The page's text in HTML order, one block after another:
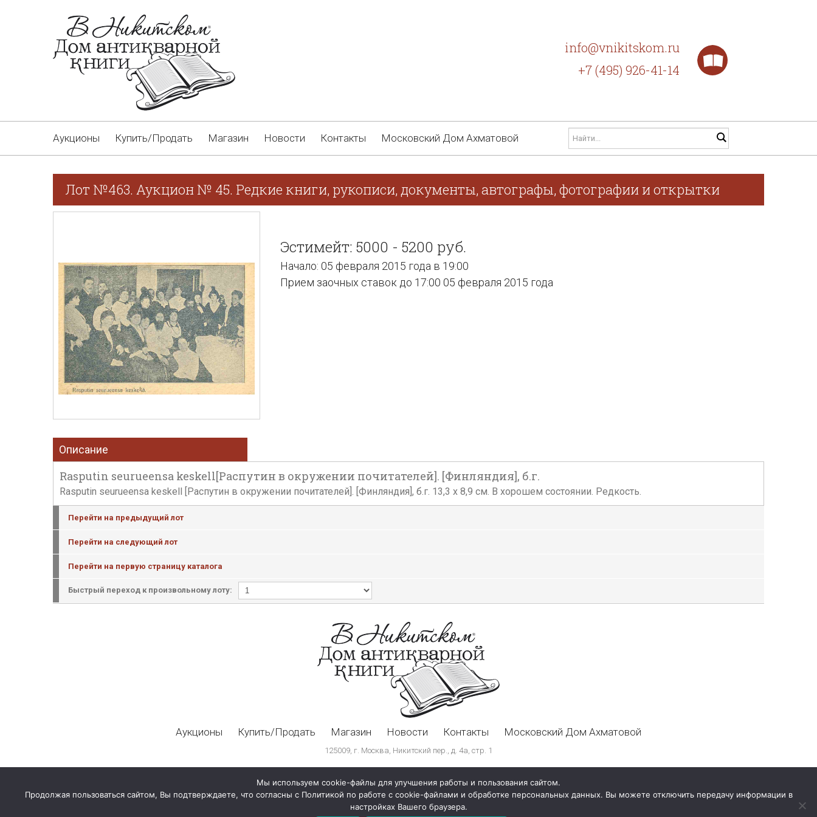
info@vnikitskom.ru
+7 (495) 926-41-14
Аукционы Купить/Продать Магазин Новости Контакты Московский Дом Ахматовой
Лот №463. Аукцион № 45. Редкие книги, рукописи, документы, автографы, фотографии и открытки
Эстимейт: 5000 - 5200 руб.
Начало: 05 февраля 2015 года в 19:00
Прием заочных ставок до 17:00 05 февраля 2015 года
Описание
Rasputin seurueensa keskell[Распутин в окружении почитателей]. [Финляндия], б.г.
Rasputin seurueensa keskell [Распутин в окружении почитателей]. [Финляндия], б.г. 13,3 x 8,9 см. В хорошем состоянии. Редкость.
Перейти на предыдущий лот
Перейти на следующий лот
Перейти на первую страницу каталога
Быстрый переход к произвольному лоту:
Аукционы Купить/Продать Магазин Новости Контакты Московский Дом Ахматовой
125009, г. Москва, Никитский пер., д. 4а, стр. 1
Мы используем cookie-файлы для улучшения работы и пользования сайтом.
Продолжая пользоваться сайтом, Вы подтверждаете, что согласны с Политикой по работе с cookie-файлами и обработке персональных данных. Вы можете отключить передачу информации в
настройках Вашего браузера.